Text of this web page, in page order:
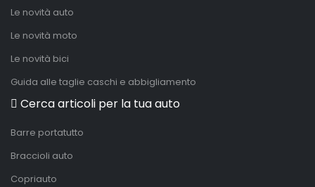
Le novità auto
Le novità moto
Le novità bici
Guida alle taglie caschi e abbigliamento
Cerca articoli per la tua auto
Barre portatutto
Braccioli auto
Copriauto